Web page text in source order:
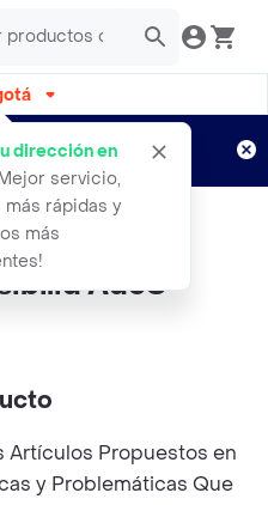
dirección en
servicio,
rápidas y
más
semanas
Aplican TyC
Hoy.
AdeS
Artículos Propuestos en
y Problemáticas Que